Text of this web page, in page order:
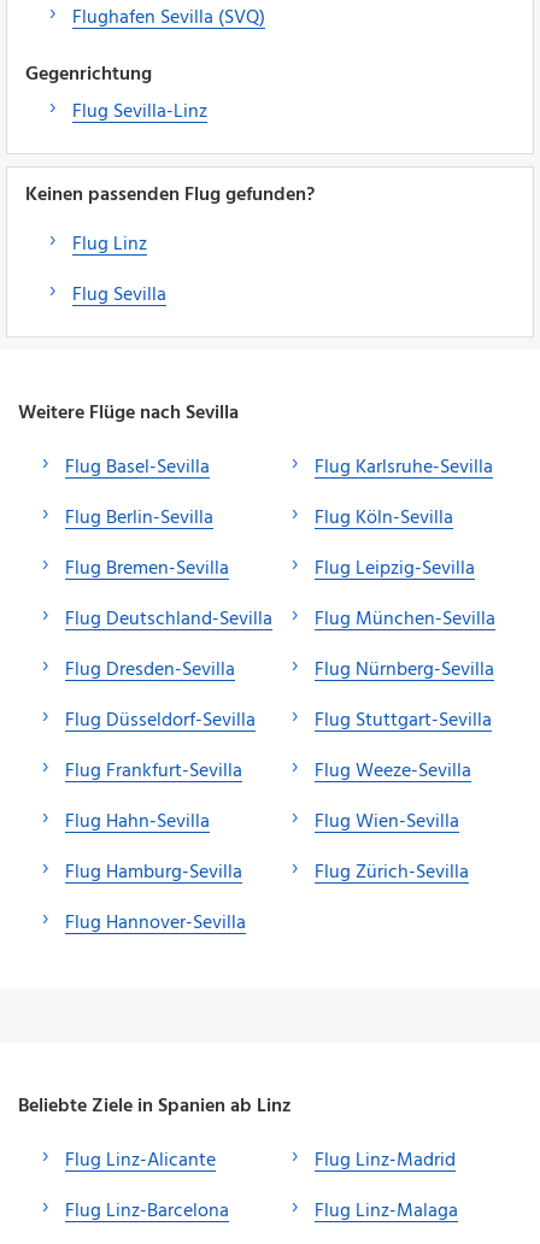
Flughafen Sevilla (SVQ)
Gegenrichtung
Flug Sevilla-Linz
Keinen passenden Flug gefunden?
Flug Linz
Flug Sevilla
Weitere Flüge nach Sevilla
Flug Basel-Sevilla
Flug Berlin-Sevilla
Flug Bremen-Sevilla
Flug Deutschland-Sevilla
Flug Dresden-Sevilla
Flug Düsseldorf-Sevilla
Flug Frankfurt-Sevilla
Flug Hahn-Sevilla
Flug Hamburg-Sevilla
Flug Hannover-Sevilla
Flug Karlsruhe-Sevilla
Flug Köln-Sevilla
Flug Leipzig-Sevilla
Flug München-Sevilla
Flug Nürnberg-Sevilla
Flug Stuttgart-Sevilla
Flug Weeze-Sevilla
Flug Wien-Sevilla
Flug Zürich-Sevilla
Beliebte Ziele in Spanien ab Linz
Flug Linz-Alicante
Flug Linz-Barcelona
Flug Linz-Madrid
Flug Linz-Malaga